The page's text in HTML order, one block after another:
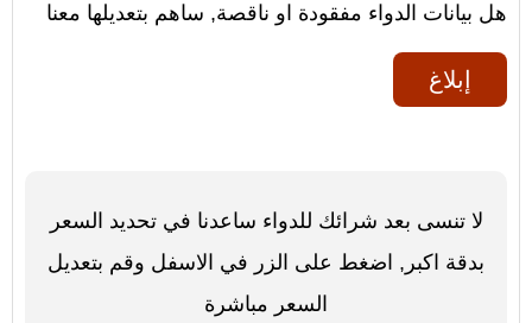
هل بيانات الدواء مفقودة او ناقصة, ساهم بتعديلها معنا
إبلاغ
لا تنسى بعد شرائك للدواء ساعدنا في تحديد السعر
بدقة اكبر, اضغط على الزر في الاسفل وقم بتعديل
السعر مباشرة